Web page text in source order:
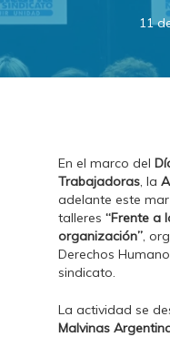
11
En el marco del
Trabajadoras, la
adelante este
talleres“Frente a
organización”,
Derechos
sindicato.
La actividad se
Malvinas